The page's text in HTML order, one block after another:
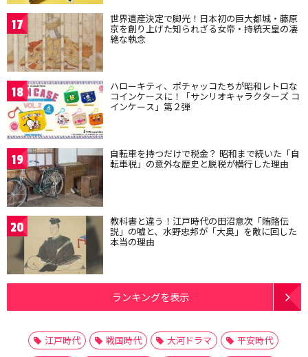
17 世界遺産決定で脚光！日本初の巨大都城・藤原
京を創り上げた知られざる女帝・持統天皇の凄
絶な執念
18 ハローキティ、ポチャッコたちが昭和レトロな
コインケースに！「サンリオキャラクターズ コ
インケース」第２弾
19 自転車を持つだけで税金？ 昭和まで続いた「自
転車税」の意外な歴史と脱税が横行した理由
20 教科書と違う！江戸時代の田沼意次「賄賂伝
説」の嘘と、水野忠邦が「大奥」を敵に回した
本当の理由
ランキングを表示
江戸時代 戦国時代 大河ドラマ
平安時代